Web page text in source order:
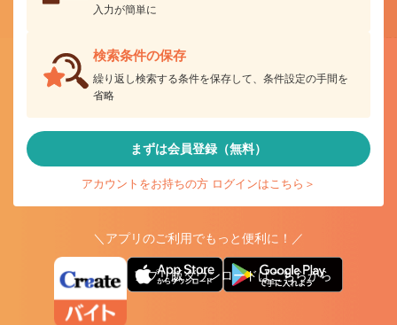
入力が簡単に
検索条件の保存
繰り返し検索する条件を保存して、条件設定の手間を
省略
まずは会員登録（無料）
アカウントをお持ちの方 ログインはこちら＞
＼アプリのご利用でもっと便利に！／
アプリ版ダウンロードはこちらから